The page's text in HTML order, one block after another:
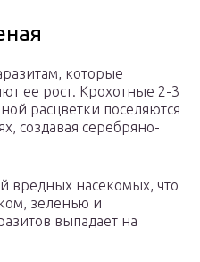
которые
ее рост. Крохотные 2-3
расцветки поселяются
создавая серебряно-
вредных насекомых, что
зеленью и
выпадает на